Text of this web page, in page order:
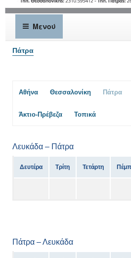
Μενού
Πάτρα
Αθήνα Θεσσαλονίκη Πάτρα
Άκτιο-Πρέβεζα Τοπικά
Λευκάδα – Πάτρα
Δευτέρα Τρίτη Τετάρτη
Πάτρα – Λευκάδα